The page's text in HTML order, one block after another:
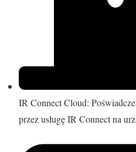
IR Connect Cloud:
przez usługę IR Connect na